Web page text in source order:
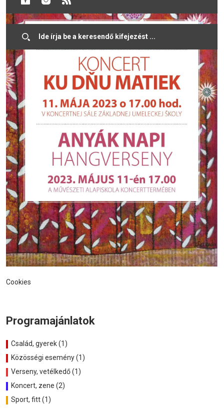
Cookies
Programajánlatok
Család, gyerek (1)
Közösségi esemény (1)
Verseny, vetélkedő (1)
Koncert, zene (2)
Sport, fitt (1)